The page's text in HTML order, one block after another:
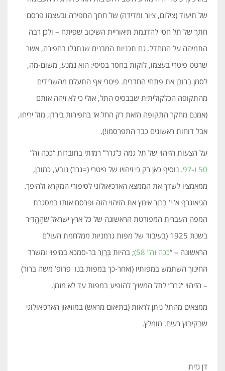
של תיעוד (צילום, ציור ומדידה) של חתך החפירה ובעצמו פרסם
חתך של תל חסי להדגמת תיאוריית השיכוּב שפיתח – ולכן רבה
התמיהה על המחדל. גם תכניות המבנים שנתגלו בחפירה, אשר
שרטט פיטרי בעצמו, לוקות בחסר בסיסי: הוא נמנע, משום-מה,
לסמן ברובן את פתחי החדרים. פיטרי אף התעלם מהשרידים
מהתקופה הכלקוליתית שבבסיס התל, אולי כי לא זיהה אותם
(אמנם מחקר התקופה הזאת רק החל אז בחפירות בירדן, מול יריחו,
אבל דוחות ראשונים כבר התפרסמו!).
על הצעות הזיהוי של תל גמה כ”גרר” רמזתי בחוברות “ככה זה”
50 ו-97. נוסיף כאן רק כי זיהויו של פיטרי (=גרר) נובע, כמובן,
ממאמציו לשדך את הממצא הארכיאולוגי לסיפורי המקרא ולהיפך.
הגיאוגרף א’ י’ בְּרָוֶר אימץ את הזיהוי הזה ופרסם אותו במסגרת
המפה העברית המפורטת הראשונה של כל ארץ ישראל שהֶהֱדיר
בשנת 1925 (בעיבוד של מפות גרמניות ממלחמת העולם
הראשונה – “ככה זה” 58)
; בהיות בְּרָוֶר בר-סמכא במיפוי ומשרד
החינוך השתמש במפותיו (ואחר-כך במפות בנו פרופ’ משה ברור)
– הזיהוי “גרר” לתל המשיך להופיע במפות עד לא מזמן.
ממצאים מהתל ניתן לראות (בתיאום מראש) במוזיאון הארכיאולוגי
שבקיבוץ רעים. מומלץ.
דן גזית